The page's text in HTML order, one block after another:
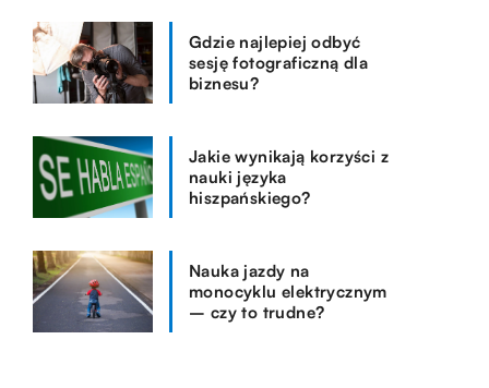
Gdzie najlepiej odbyć
sesję fotograficzną dla
biznesu?
Jakie wynikają korzyści z
nauki języka
hiszpańskiego?
Nauka jazdy na
monocyklu elektrycznym
– czy to trudne?